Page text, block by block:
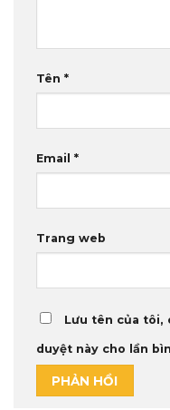
Tên *
Email *
Trang web
Lưu tên của tôi,
duyệt này cho lần